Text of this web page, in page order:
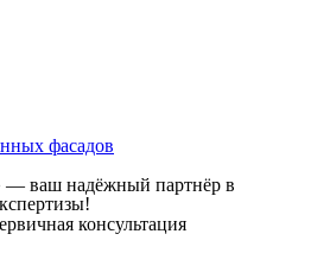
фасадов
— ваш надёжный партнёр в
консультация